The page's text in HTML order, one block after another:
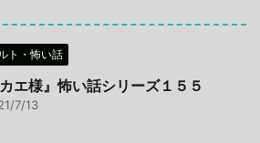
ト・怖い話
カエ様』怖い話シリーズ１５５
7/13